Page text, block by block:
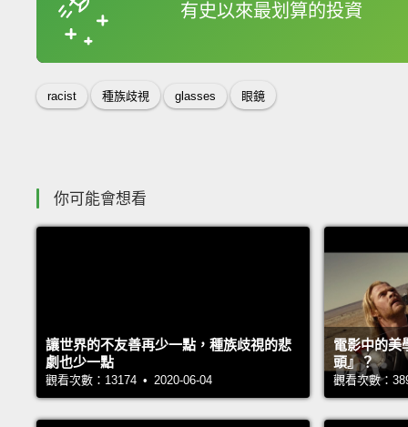
有史以來最划算的投資
racist 種族歧視 glasses 眼鏡
你可能會想看
讓世界的不友善再少一點，種族歧視的悲
劇也少一點
觀看次數：13174 • 2020-06-04
電影中的美
頭』？
觀看次數：